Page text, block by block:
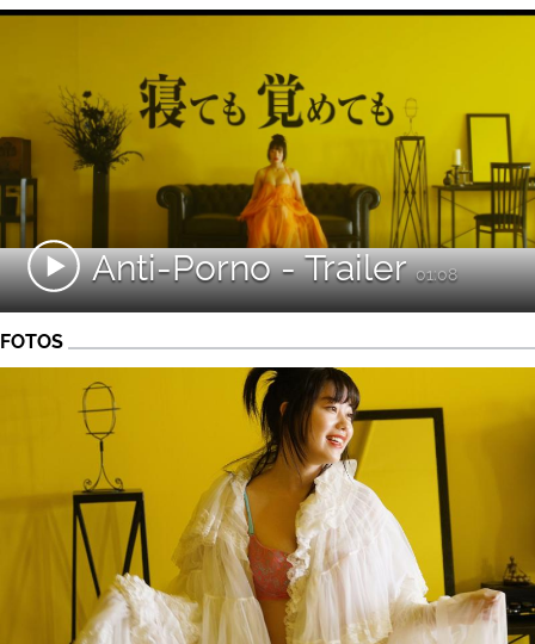
Anti-Porno - Trailer01:08
FOTOS